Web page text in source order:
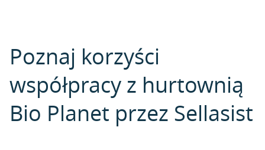
Poznaj korzyści
współpracy z hurtownią
Bio Planet przez Sellasist